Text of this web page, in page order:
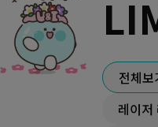
전체보
레이저